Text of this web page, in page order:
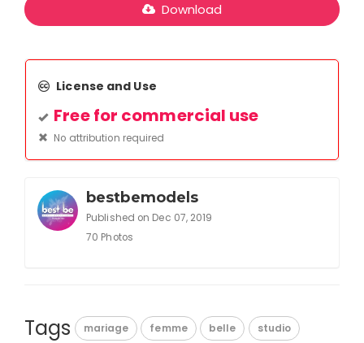
Download
License and Use
Free for commercial use
No attribution required
bestbemodels
Published on Dec 07, 2019
70 Photos
Tags mariage femme belle studio